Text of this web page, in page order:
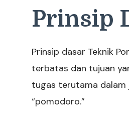
Prinsip
Prinsip dasar Teknik
terbatas dan tujuan
tugas terutama dalam
“pomodoro.”